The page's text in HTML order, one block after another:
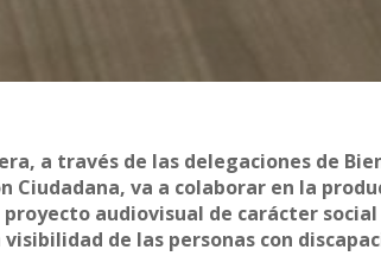
a través de las delegaciones de
Ciudadana, va a colaborar en la
proyecto audiovisual de carácter
de las personas con